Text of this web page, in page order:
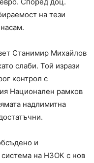
на тези
Станимир Михайлов
слаби. Той изрази
контрол с
Национален рамков
надлимитна
и
система на НЗОК с нов